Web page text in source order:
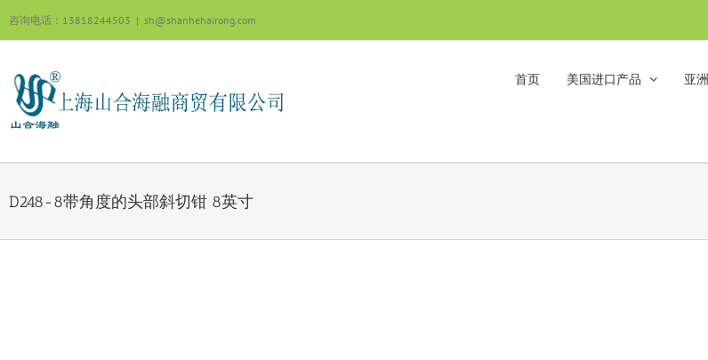
过
内
咨询电话：13818244503 | sh@shanhehairong.com
首页 美国进口产品 亚
D248-8带角度的头部斜切钳 8英寸